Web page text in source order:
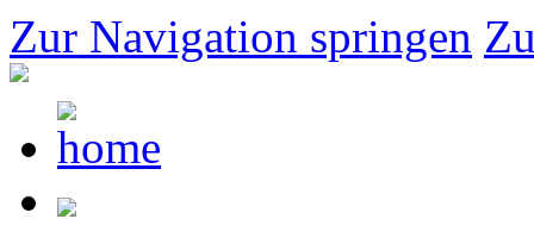
Zur Navigation springen